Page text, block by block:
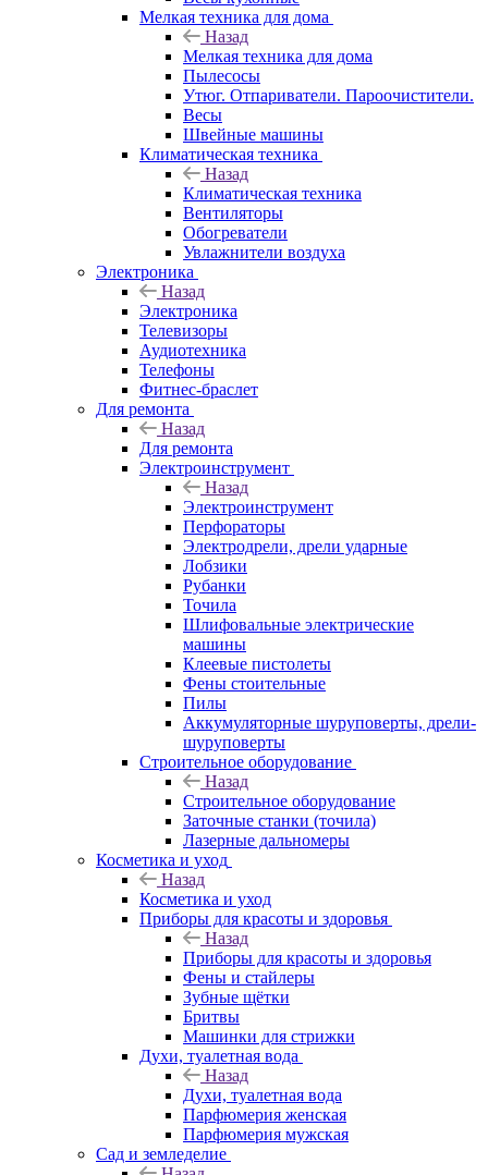
Мелкая техника для дома
Назад
Мелкая техника для дома
Пылесосы
Утюг. Отпариватели. Пароочистители.
Весы
Швейные машины
Климатическая техника
Назад
Климатическая техника
Вентиляторы
Обогреватели
Увлажнители воздуха
Электроника
Назад
Электроника
Телевизоры
Аудиотехника
Телефоны
Фитнес-браслет
Для ремонта
Назад
Для ремонта
Электроинструмент
Назад
Электроинструмент
Перфораторы
Электродрели, дрели ударные
Лобзики
Рубанки
Точила
Шлифовальные электрические
машины
Клеевые пистолеты
Фены стоительные
Пилы
Аккумуляторные шуруповерты, дрели-
шуруповерты
Строительное оборудование
Назад
Строительное оборудование
Заточные станки (точила)
Лазерные дальномеры
Косметика и уход
Назад
Косметика и уход
Приборы для красоты и здоровья
Назад
Приборы для красоты и здоровья
Фены и стайлеры
Зубные щётки
Бритвы
Машинки для стрижки
Духи, туалетная вода
Назад
Духи, туалетная вода
Парфюмерия женская
Парфюмерия мужская
Сад и земледелие